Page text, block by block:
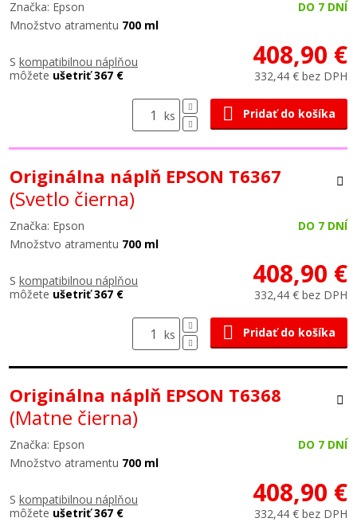
Značka: Epson
DO 7 DNÍ
Množstvo atramentu 700 ml
S kompatibilnou náplňou
môžete ušetriť 367 €
408,90 €
332,44 € bez DPH
ks Pridať do košíka
Originálna náplň EPSON T6367
(Svetlo čierna)
Značka: Epson
DO 7 DNÍ
Množstvo atramentu 700 ml
S kompatibilnou náplňou
môžete ušetriť 367 €
408,90 €
332,44 € bez DPH
ks Pridať do košíka
Originálna náplň EPSON T6368
(Matne čierna)
Značka: Epson
DO 7 DNÍ
Množstvo atramentu 700 ml
S kompatibilnou náplňou
môžete ušetriť 367 €
408,90 €
332,44 € bez DPH